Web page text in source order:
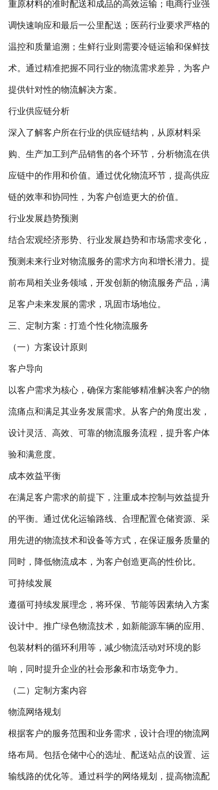
重原材料的准时配送和成品的高效运输；电商行业强
调快速响应和最后一公里配送；医药行业要求严格的
温控和质量追溯；生鲜行业则需要冷链运输和保鲜技
术。通过精准把握不同行业的物流需求差异，为客户
提供针对性的物流解决方案。
行业供应链分析
深入了解客户所在行业的供应链结构，从原材料采
购、生产加工到产品销售的各个环节，分析物流在供
应链中的作用和价值。通过优化物流环节，提高供应
链的效率和协同性，为客户创造更大的价值。
行业发展趋势预测
结合宏观经济形势、行业发展趋势和市场需求变化，
预测未来行业对物流服务的需求方向和增长潜力。提
前布局相关业务领域，开发创新的物流服务产品，满
足客户未来发展的需求，巩固市场地位。
三、定制方案：打造个性化物流服务
（一）方案设计原则
客户导向
以客户需求为核心，确保方案能够精准解决客户的物
流痛点和满足其业务发展需求。从客户的角度出发，
设计灵活、高效、可靠的物流服务流程，提升客户体
验和满意度。
成本效益平衡
在满足客户需求的前提下，注重成本控制与效益提升
的平衡。通过优化运输路线、合理配置仓储资源、采
用先进的物流技术和设备等方式，在保证服务质量的
同时，降低物流成本，为客户创造更高的性价比。
可持续发展
遵循可持续发展理念，将环保、节能等因素纳入方案
设计中。推广绿色物流技术，如新能源车辆的应用、
包装材料的循环利用等，减少物流活动对环境的影
响，同时提升企业的社会形象和市场竞争力。
（二）定制方案内容
物流网络规划
根据客户的服务范围和业务需求，设计合理的物流网
络布局。包括仓储中心的选址、配送站点的设置、运
输线路的优化等。通过科学的网络规划，提高物流配